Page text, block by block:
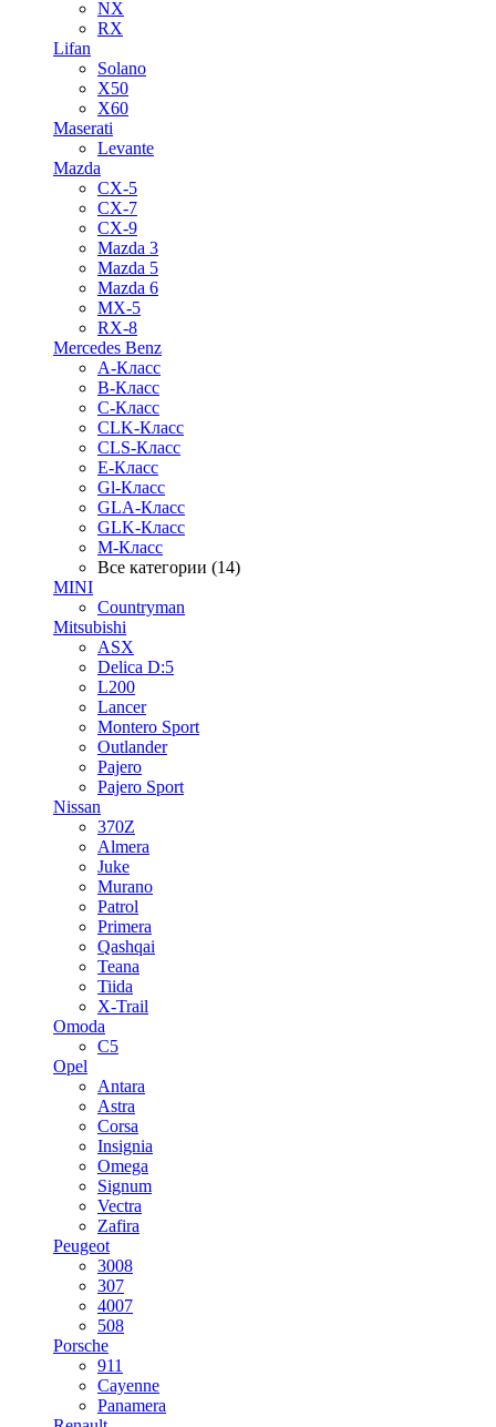
NX
RX
Lifan
Solano
X50
X60
Maserati
Levante
Mazda
CX-5
CX-7
CX-9
Mazda 3
Mazda 5
Mazda 6
MX-5
RX-8
Mercedes Benz
A-Класс
B-Класс
C-Класс
CLK-Класс
CLS-Класс
E-Класс
Gl-Класс
GLA-Класс
GLK-Класс
M-Класс
Все категории (14)
MINI
Countryman
Mitsubishi
ASX
Delica D:5
L200
Lancer
Montero Sport
Outlander
Pajero
Pajero Sport
Nissan
370Z
Almera
Juke
Murano
Patrol
Primera
Qashqai
Teana
Tiida
X-Trail
Omoda
C5
Opel
Antara
Astra
Corsa
Insignia
Omega
Signum
Vectra
Zafira
Peugeot
3008
307
4007
508
Porsche
911
Cayenne
Panamera